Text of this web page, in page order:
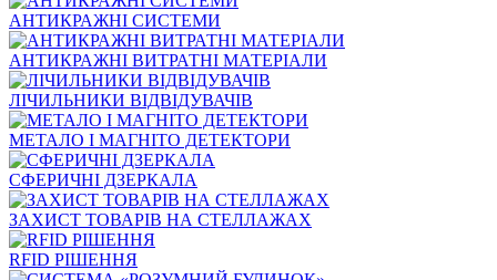
АНТИКРАЖНІ СИСТЕМИ
АНТИКРАЖНІ ВИТРАТНІ МАТЕРІАЛИ
ЛІЧИЛЬНИКИ ВІДВІДУВАЧІВ
МЕТАЛО І МАГНІТО ДЕТЕКТОРИ
СФЕРИЧНІ ДЗЕРКАЛА
ЗАХИСТ ТОВАРІВ НА СТЕЛЛАЖАХ
RFID РІШЕННЯ